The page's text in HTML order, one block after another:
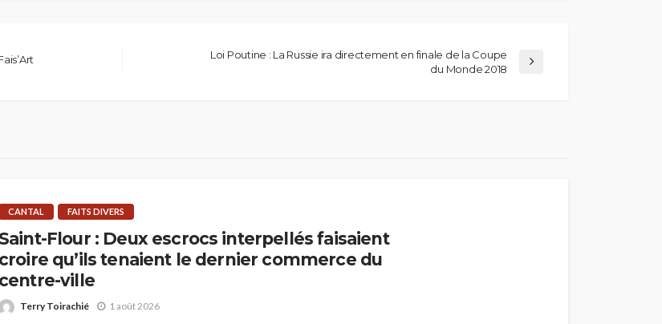
Loi Poutine : La Russie ira directement en finale de la Coupe
du Monde 2018
CANTAL FAITS DIVERS
Saint-Flour : Deux escrocs interpellés faisaient
croire qu’ils tenaient le dernier commerce du
centre-ville
Terry Toirachié 1 août 2026